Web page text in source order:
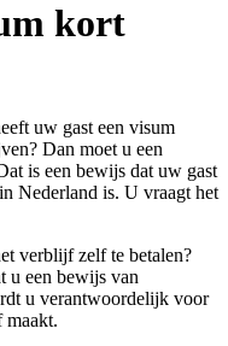
kort
uw gast een visum
Dan moet u een
is een bewijs dat uw gast
Nederland is. U vraagt het
verblijf zelf te betalen?
u een bewijs van
u verantwoordelijk voor
maakt.